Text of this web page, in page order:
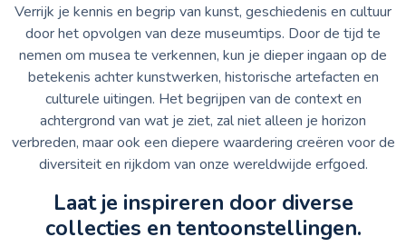
Verrijk je kennis en begrip van kunst, geschiedenis en cultuur
door het opvolgen van deze museumtips. Door de tijd te
nemen om musea te verkennen, kun je dieper ingaan op de
betekenis achter kunstwerken, historische artefacten en
culturele uitingen. Het begrijpen van de context en
achtergrond van wat je ziet, zal niet alleen je horizon
verbreden, maar ook een diepere waardering creëren voor de
diversiteit en rijkdom van onze wereldwijde erfgoed.
Laat je inspireren door diverse
collecties en tentoonstellingen.